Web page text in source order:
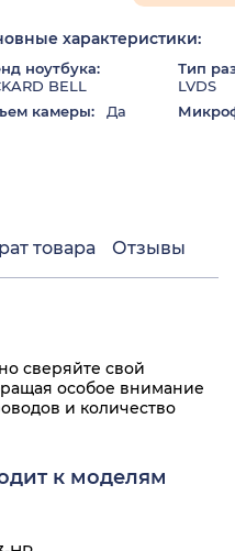
характеристики:
ноутбука:
BELL
Тип
LVDS
камеры:
Да
товара Отзывы
сверяйте свой
особое внимание
и количество
к моделям